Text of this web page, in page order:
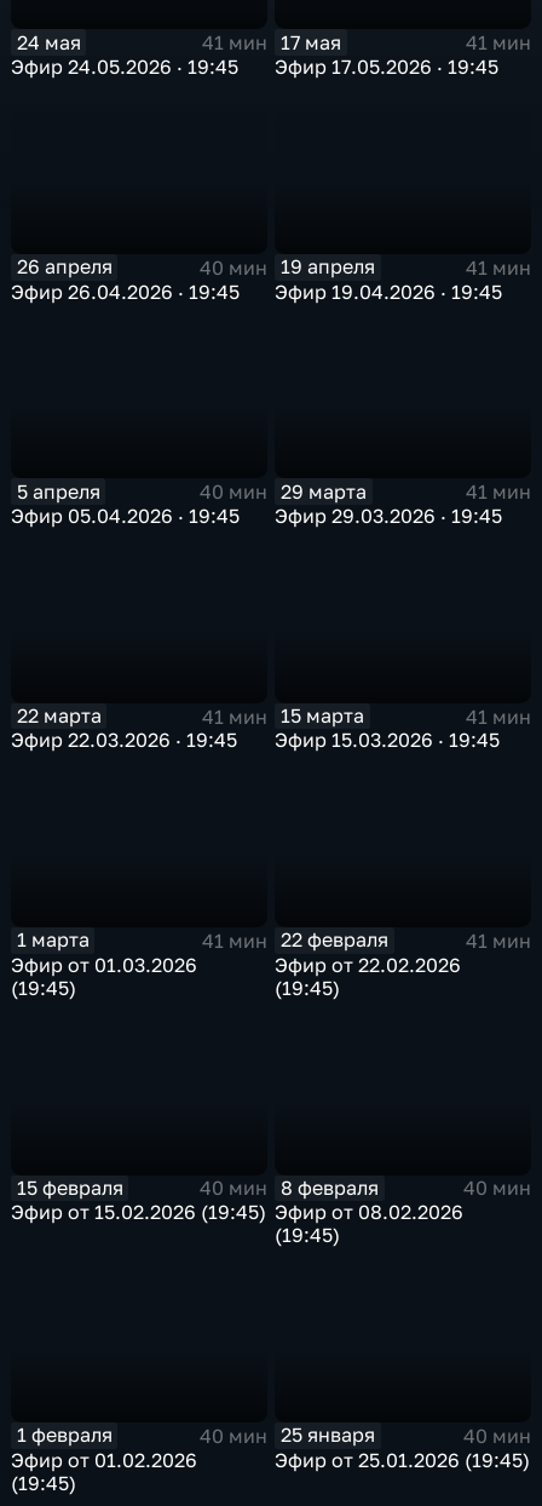
24 мая
41 мин
Эфир 24.05.2026 · 19:45
17 мая
41 мин
Эфир 17.05.2026 · 19:45
26 апреля
40 мин
Эфир 26.04.2026 · 19:45
19 апреля
41 мин
Эфир 19.04.2026 · 19:45
5 апреля
40 мин
Эфир 05.04.2026 · 19:45
29 марта
41 мин
Эфир 29.03.2026 · 19:45
22 марта
41 мин
Эфир 22.03.2026 · 19:45
15 марта
41 мин
Эфир 15.03.2026 · 19:45
1 марта
41 мин
Эфир от 01.03.2026
(19:45)
22 февраля
41 мин
Эфир от 22.02.2026
(19:45)
15 февраля
40 мин
Эфир от 15.02.2026 (19:45)
8 февраля
40 мин
Эфир от 08.02.2026
(19:45)
1 февраля
40 мин
Эфир от 01.02.2026
(19:45)
25 января
40 мин
Эфир от 25.01.2026 (19:45)